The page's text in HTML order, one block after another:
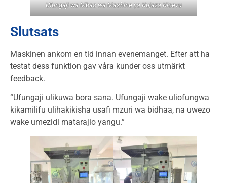
Ufungaji wa Mbao wa Mashine ya Kujaza Kioevu
Slutsats
Maskinen ankom en tid innan evenemanget. Efter att ha
testat dess funktion gav våra kunder oss utmärkt
feedback.
“Ufungaji ulikuwa bora sana. Ufungaji wake uliofungwa
kikamilifu ulihakikisha usafi mzuri wa bidhaa, na uwezo
wake umezidi matarajio yangu.”